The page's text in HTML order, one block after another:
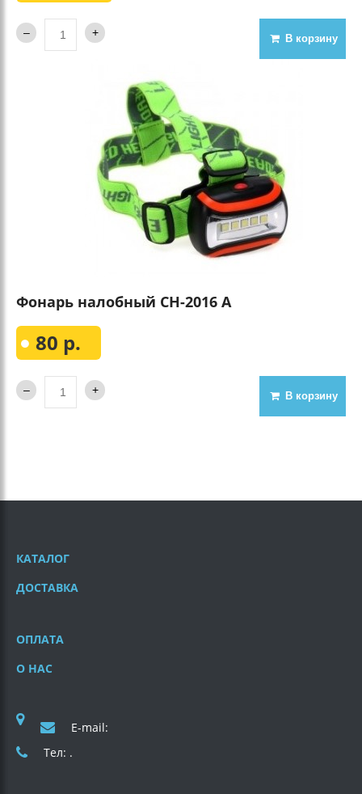
В корзину
Фонарь налобный CH-2016 А
80 р.
В корзину
КАТАЛОГ
ДОСТАВКА
ОПЛАТА
О НАС
E-mail:
Тел: .